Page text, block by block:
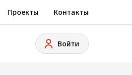
Проекты Контакты
Войти